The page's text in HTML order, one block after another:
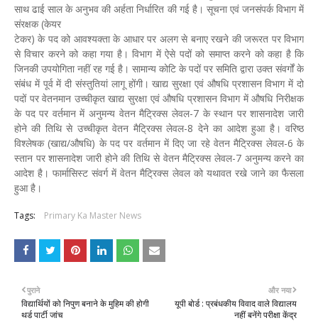
साथ ढाई साल के अनुभव की अर्हता निर्धारित की गई है। सूचना एवं जनसंपर्क विभाग में
संरक्षक (केयर
टेकर) के पद को आवश्यक्ता के आधार पर अलग से बनाए रखने की जरूरत पर विभाग
से विचार करने को कहा गया है। विभाग में ऐसे पदों को समाप्त करने को कहा है कि
जिनकी उपयोगिता नहीं रह गई है। सामान्य कोटि के पदों पर समिति द्वारा उक्त संवर्गों के
संबंध में पूर्व में दी संस्तुतियां लागू होंगी। खाद्य सुरक्षा एवं औषधि प्रशासन विभाग में दो
पदों पर वेतनमान उच्चीकृत खाद्य सुरक्षा एवं औषधि प्रशासन विभाग में औषधि निरीक्षक
के पद पर वर्तमान में अनुमन्य वेतन मैट्रिक्स लेवल-7 के स्थान पर शासनादेश जारी
होने की तिथि से उच्चीकृत वेतन मैट्रिक्स लेवल-8 देने का आदेश हुआ है। वरिष्ठ
विश्लेषक (खाद्य/औषधि) के पद पर वर्तमान में दिए जा रहे वेतन मैट्रिक्स लेवल-6 के
स्तान पर शासनादेश जारी होने की तिथि से वेतन मैट्रिक्स लेवल-7 अनुमन्य करने का
आदेश है। फार्मासिस्ट संवर्ग में वेतन मैट्रिक्स लेवल को यथावत रखे जाने का फैसला
हुआ है।
Tags: Primary Ka Master News
और नया
यूपी बोर्ड : प्रबंधकीय विवाद वाले विद्यालय
नहीं बनेंगे परीक्षा केंद्र
पुराने
विद्यार्थियों को निपुण बनाने के मुहिम की होगी
थर्ड पार्टी जांच